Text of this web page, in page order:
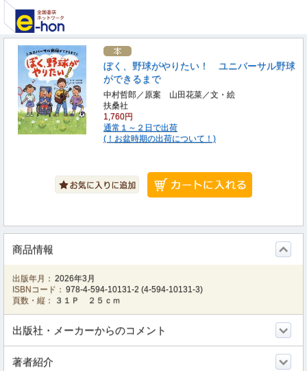
ぼく、野球がやりたい！ ユニバーサル野球
ができるまで
中村哲郎／原案 山田花菜／文・絵
扶桑社
1,760円
通常１～２日で出荷
(！お盆時期の出荷について！)
商品情報
出版年月： 2026年3月
ISBNコード： 978-4-594-10131-2 (4-594-10131-3)
頁数・縦：
３１Ｐ ２５ｃｍ
出版社・メーカーからのコメント
著者紹介